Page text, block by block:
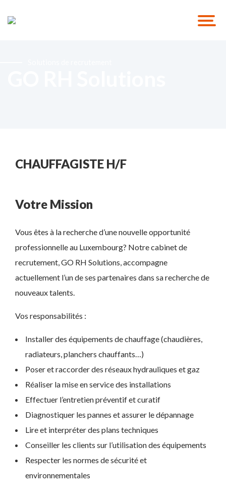
CHAUFFAGISTE H/F
Votre Mission
Vous êtes à la recherche d’une nouvelle opportunité
professionnelle au Luxembourg? Notre cabinet de
recrutement, GO RH Solutions, accompagne
actuellement l’un de ses partenaires dans sa recherche de
nouveaux talents.
Vos responsabilités :
Installer des équipements de chauffage (chaudières,
radiateurs, planchers chauffants…)
Poser et raccorder des réseaux hydrauliques et gaz
Réaliser la mise en service des installations
Effectuer l’entretien préventif et curatif
Diagnostiquer les pannes et assurer le dépannage
Lire et interpréter des plans techniques
Conseiller les clients sur l’utilisation des équipements
Respecter les normes de sécurité et
environnementales